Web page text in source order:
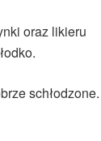
oraz likieru
schłodzone.